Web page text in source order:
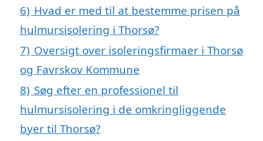
6) Hvad er med til at bestemme prisen på
hulmursisolering i Thorsø?
7) Oversigt over isoleringsfirmaer i Thorsø
og Favrskov Kommune
8) Søg efter en professionel til
hulmursisolering i de omkringliggende
byer til Thorsø?